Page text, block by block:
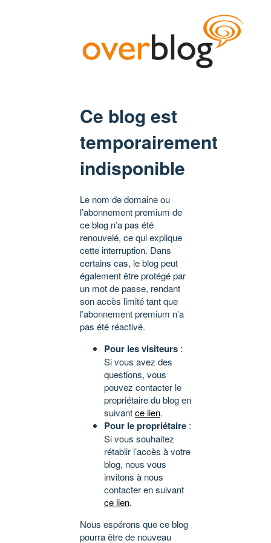
Ce blog est
temporairement
indisponible
Le nom de domaine ou
l’abonnement premium de
ce blog n’a pas été
renouvelé, ce qui explique
cette interruption. Dans
certains cas, le blog peut
également être protégé par
un mot de passe, rendant
son accès limité tant que
l’abonnement premium n’a
pas été réactivé.
Pour les visiteurs :
Si vous avez des
questions, vous
pouvez contacter le
propriétaire du blog en
suivantce lien.
Pour le propriétaire :
Si vous souhaitez
rétablir l’accès à votre
blog, nous vous
invitons à nous
contacter en suivant
ce lien.
Nous espérons que ce blog
pourra être de nouveau